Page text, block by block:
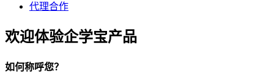
代理合作
欢迎体验企学宝产品
如何称呼您？